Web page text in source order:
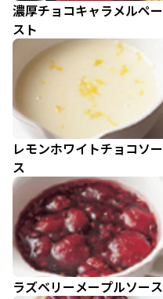
濃厚チョコキャラメルペー
スト
レモンホワイトチョコソー
ス
ラズベリーメープルソース